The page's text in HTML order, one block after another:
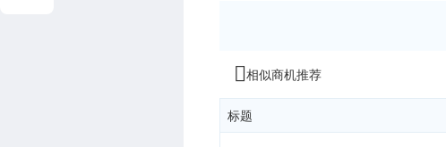
相似商机推荐
标题